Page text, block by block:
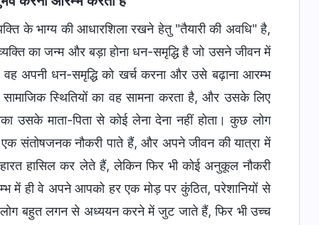
के भाग्य की आधारशिला रखने हेतु "तैयारी की अवधि" है,
का जन्म और बड़ा होना धन-समृद्धि है जो उसने जीवन में
अपनी धन-समृद्धि को खर्च करना और उसे बढ़ाना आरम्भ
स्थितियों का वह सामना करता है, और उसके लिए
उसके माता-पिता से कोई लेना देना नहीं होता। कुछ लोग
संतोषजनक नौकरी पाते हैं, और अपने जीवन की यात्रा में
हासिल कर लेते हैं, लेकिन फिर भी कोई अनुकूल नौकरी
में ही वे अपने आपको हर एक मोड़ पर कुंठित, परेशानियों से
बहुत लगन से अध्ययन करने में जुट जाते हैं, फिर भी उच्च